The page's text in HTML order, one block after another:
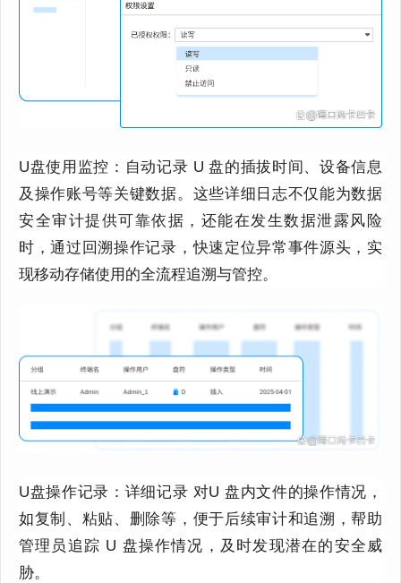
U盘使用监控：自动记录 U 盘的插拔时间、设备信息
及操作账号等关键数据。这些详细日志不仅能为数据
安全审计提供可靠依据，还能在发生数据泄露风险
时，通过回溯操作记录，快速定位异常事件源头，实
现移动存储使用的全流程追溯与管控。
U盘操作记录：详细记录 对U 盘内文件的操作情况，
如复制、粘贴、删除等，便于后续审计和追溯，帮助
管理员追踪 U 盘操作情况，及时发现潜在的安全威
胁。